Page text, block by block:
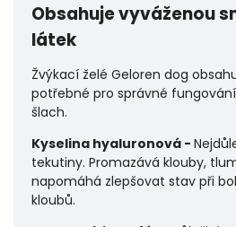
Obsahuje vyváženou
látek
Žvýkací želé Geloren dog
potřebné pro správné
šlach.
Kyselina hyaluronová -
tekutiny. Promazává klouby,
napomáhá zlepšovat stav při
kloubů.